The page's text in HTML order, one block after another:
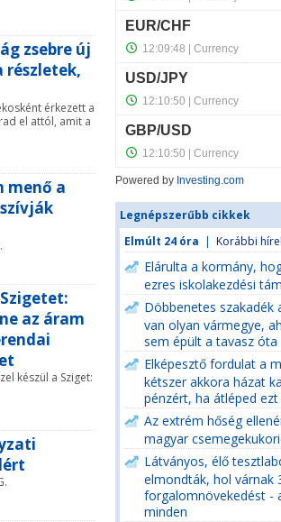
zsebre új
részletek,
érkezett a
el attól, amit a
menő a
az áram
készül a Sziget:
Powered by Investing.com
Legnépszerűbb cikkek
Elmúlt 24 óra | Korábbi
Elárulta a kormány,
ezres iskolakezdési
Döbbenetes szakadék
van olyan vármegye,
sem épült a tavasz óta
Elképesztő fordulat a
kétszer akkora házat
pénzért, ha átléped
Az extrém hőség
magyar
Látványos, élő
elmondták, hol várnak
forgalomnövekedést -
minden